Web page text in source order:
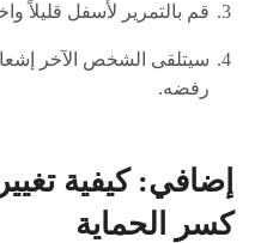
قم بالتمرير لأسفل قليلاً
سيتلقى الشخص الآخر
رفضه.
إضافي: كيفية
كسر الحماية